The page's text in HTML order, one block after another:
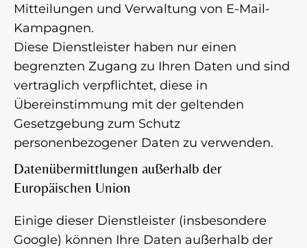
Mitteilungen und Verwaltung von E-Mail-
Kampagnen.
Diese Dienstleister haben nur einen
begrenzten Zugang zu Ihren Daten und sind
vertraglich verpflichtet, diese in
Übereinstimmung mit der geltenden
Gesetzgebung zum Schutz
personenbezogener Daten zu verwenden.
Datenübermittlungen außerhalb der
Europäischen Union
Einige dieser Dienstleister (insbesondere
Google) können Ihre Daten außerhalb der